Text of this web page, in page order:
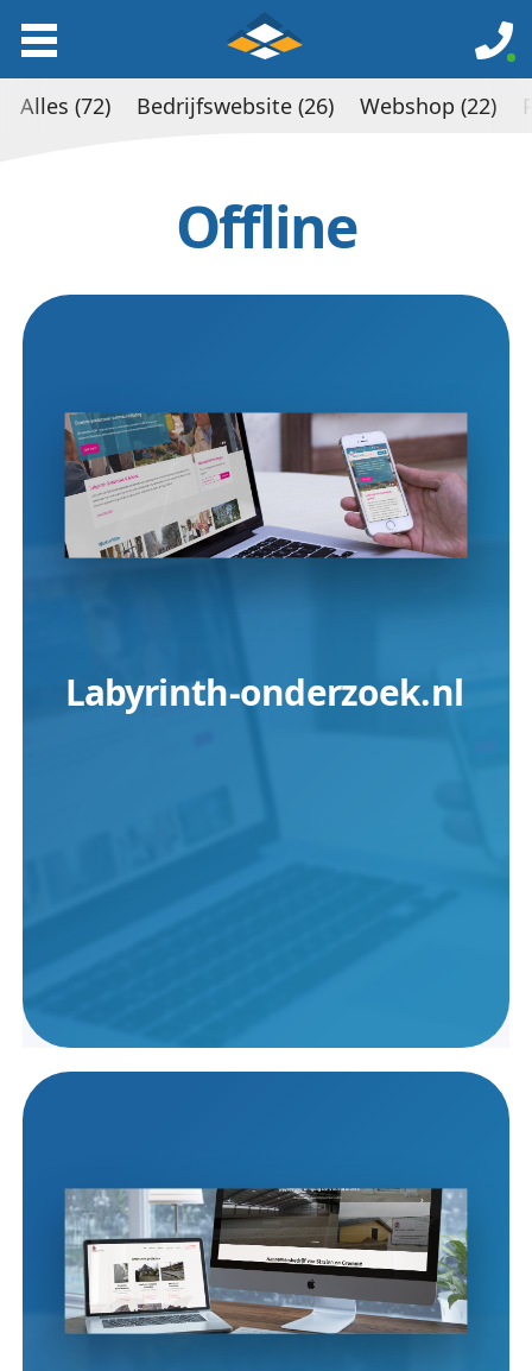
Offline
Labyrinth-onderzoek.nl
Alles (72) Bedrijfswebsite (26) Webshop (22)